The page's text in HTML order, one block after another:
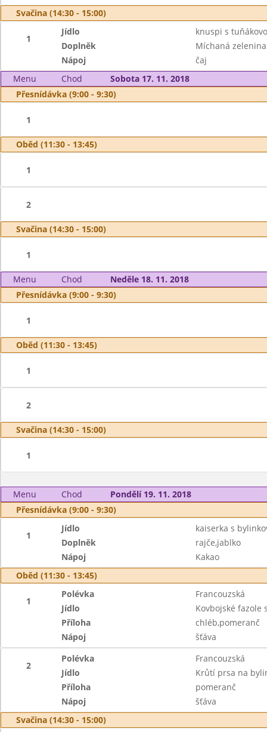
Svačina (14:30 - 15:00)
1
Jídlo
knuspi s
Doplněk
Míchaná zelenina
Nápoj
čaj
Menu
Chod
Sobota 17. 11. 2018
Přesnídávka (9:00 - 9:30)
1
Oběd (11:30 - 13:45)
1
2
Svačina (14:30 - 15:00)
1
Menu Chod
Neděle 18. 11. 2018
Přesnídávka (9:00 - 9:30)
1
Oběd (11:30 - 13:45)
1
2
Svačina (14:30 - 15:00)
1
Menu Chod
Pondělí 19. 11. 2018
Přesnídávka (9:00 - 9:30)
1
Jídlo
kaiserka s
Doplněk
rajče,jablko
Nápoj
Kakao
Oběd (11:30 - 13:45)
1
Polévka
Francouzská
Jídlo
Kovbojské fazole
Příloha
chléb,pomeranč
Nápoj
šťáva
2
Polévka
Francouzská
Jídlo
Krůtí prsa na
Příloha
pomeranč
Nápoj
šťáva
Svačina (14:30 - 15:00)